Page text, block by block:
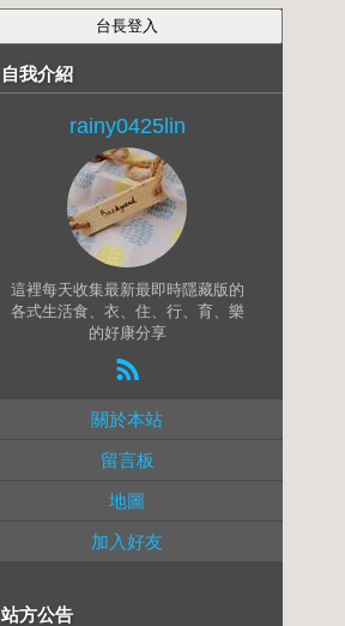
自我介紹
rainy0425lin
這裡每天收集最新最即時隱藏版的
各式生活食、衣、住、行、育、樂
的好康分享
關於本站
留言板
地圖
加入好友
站方公告